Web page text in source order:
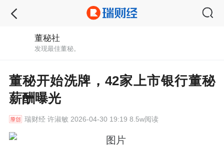
董秘社
发现最佳董秘。
董秘开始洗牌，42家上市银行董秘
薪酬曝光
瑞财经许淑敏 2026-04-30 19:19 8.5w阅读